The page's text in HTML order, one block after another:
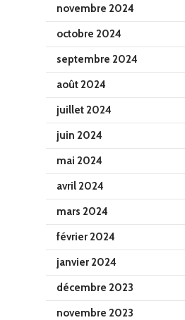
novembre 2024
octobre 2024
septembre 2024
août 2024
juillet 2024
juin 2024
mai 2024
avril 2024
mars 2024
février 2024
janvier 2024
décembre 2023
novembre 2023